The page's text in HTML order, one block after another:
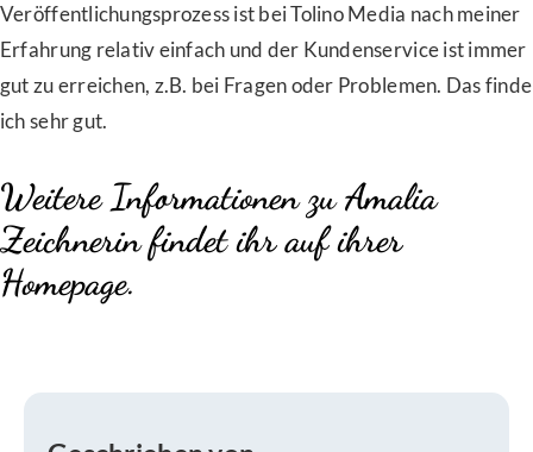
Veröffentlichungsprozess ist bei Tolino Media nach meiner
Erfahrung relativ einfach und der Kundenservice ist immer
gut zu erreichen, z.B. bei Fragen oder Problemen. Das finde
ich sehr gut.
Weitere Informationen zu Amalia
Zeichnerin findet ihr auf ihrer
Homepage.